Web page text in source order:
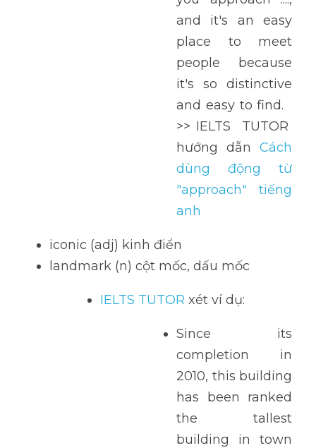
and it's an easy
place to meet
people because
it's so distinctive
and easy to find.
>> IELTS  TUTOR
hướng  dẫn Cách
dùng động từ
"approach" tiếng
anh
iconic (adj) kinh điển
landmark (n) cột mốc, dấu mốc
IELTS TUTOR xét ví dụ:
Since its
completion in
2010, this building
has been ranked
the tallest
building in town